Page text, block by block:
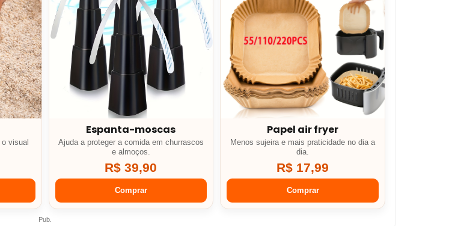
visual
Espanta-moscas
Ajuda a proteger a comida em churrascos
e almoços.
R$ 39,90
Comprar
Papel air fryer
Menos sujeira e mais praticidade no dia a
dia.
R$ 17,99
Comprar
Pub.